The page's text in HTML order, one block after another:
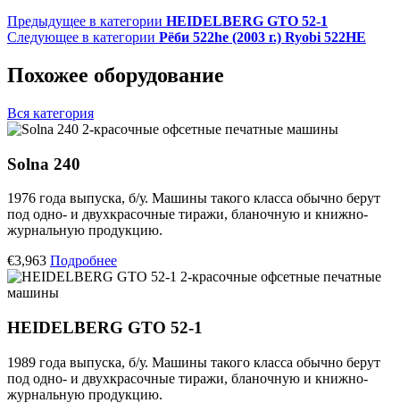
Предыдущее в категории HEIDELBERG GTO 52-1
Следующее в категории Рёби 522he (2003 г.) Ryobi 522HE
Похожее оборудование
Вся категория
2-красочные офсетные печатные машины
Solna 240
1976 года выпуска, б/у. Машины такого класса обычно берут
под одно- и двухкрасочные тиражи, бланочную и книжно-
журнальную продукцию.
€3,963 Подробнее
2-красочные офсетные печатные
машины
HEIDELBERG GTO 52-1
1989 года выпуска, б/у. Машины такого класса обычно берут
под одно- и двухкрасочные тиражи, бланочную и книжно-
журнальную продукцию.